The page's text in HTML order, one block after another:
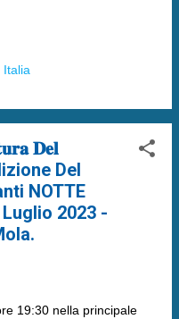
Italia
𝐃𝐞𝐥
Del
NOTTE
Luglio 2023 -
19:30 nella principale